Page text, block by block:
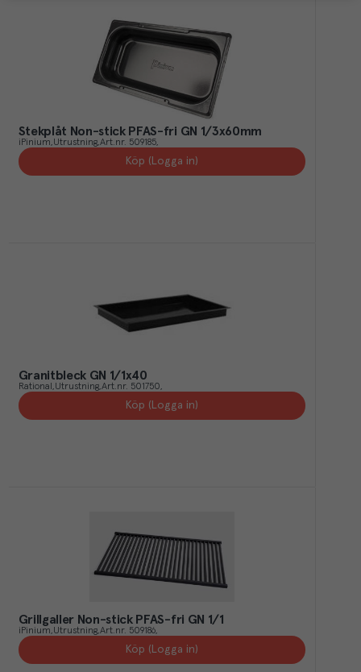
Stekplåt Non-stick PFAS-fri GN 1/3x60mm
iPinium Utrustning Art.nr. 509185
Köp (Logga in)
Granitbleck GN 1/1x40
Rational Utrustning Art.nr. 501750
Köp (Logga in)
Grillgaller Non-stick PFAS-fri GN 1/1
iPinium Utrustning Art.nr. 509186
Köp (Logga in)